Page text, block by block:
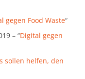
gegen Food Waste“
– “Digital gegen
sollen helfen, den